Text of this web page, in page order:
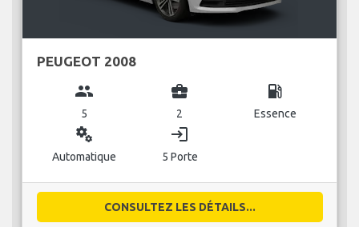
PEUGEOT 2008
group
5
business_center
2
local_gas_station
Essence
miscellaneous_services
Automatique
login
5 Porte
CONSULTEZ LES DÉTAILS...